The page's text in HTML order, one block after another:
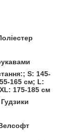
S: 145-
165 см; L:
175-185 см